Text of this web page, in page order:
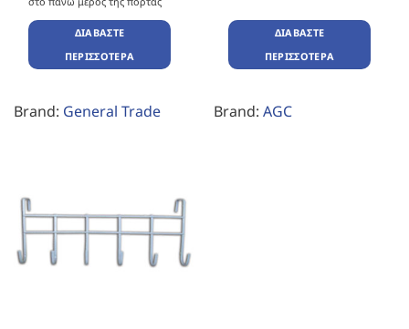
ΔΙΑΒΆΣΤΕ
ΠΕΡΙΣΣΌΤΕΡΑ
Brand: General Trade
ΔΙΑΒΆΣΤΕ
ΠΕΡΙΣΣΌΤΕΡΑ
Brand: AGC